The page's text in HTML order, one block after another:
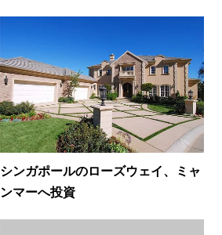
シンガポールのローズウェイ、ミャ
ンマーへ投資